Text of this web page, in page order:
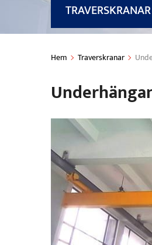
TRAVERSKRANAR
Hem Traverskranar